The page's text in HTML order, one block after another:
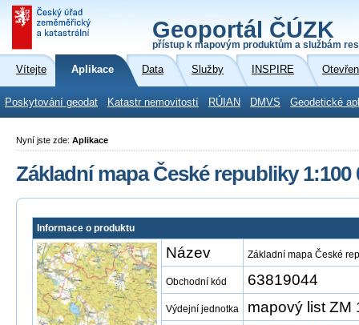
Geoportál ČÚZK
přístup k mapovým produktům a službám
Vítejte Aplikace Data Služby INSPIRE
Poskytování geodat Katastr nemovitostí RÚIAN DMVS Geodetické
Nyní jste zde: Aplikace
Základní mapa České republiky 1:100
Informace o produktu
Název Základní mapa České
Obchodní kód 63819044
Výdejní jednotka mapový list ZM